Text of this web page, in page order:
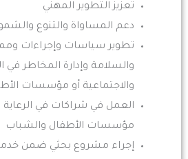
تعزيز التطوير المهني
دعم المساواة والتنوع
تطوير سياسات وإجراءات
والسلامة وإدارة المخاطر في
والاجتماعية أو مؤسسات
العمل في شراكات في الرعاية
مؤسسات الأطفال والشباب
إجراء مشروع بحثي ضمن